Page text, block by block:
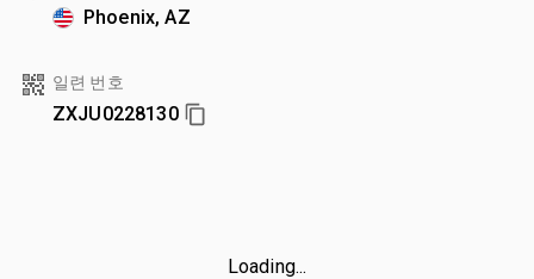
Phoenix, AZ
일련 번호
ZXJU0228130
Loading...